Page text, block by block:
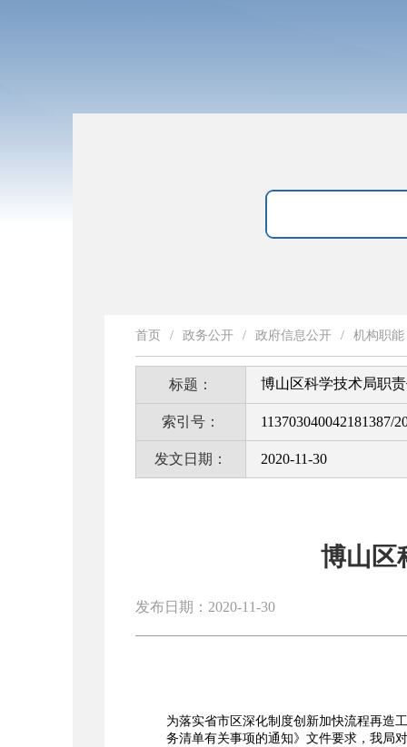
首页 / 政务公开 / 政府信息公开 / 机构职能
标题： 博山区科学技术局职
索引号： 113703040042181387/
发文日期： 2020-11-30
博山区
发布日期：2020-11-30
为落实省市区深化制度创新加快流程再造
务清单有关事项的通知》文件要求，我局